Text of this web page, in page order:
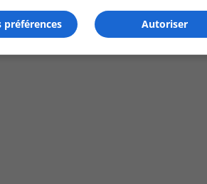
Autoriser
préférences